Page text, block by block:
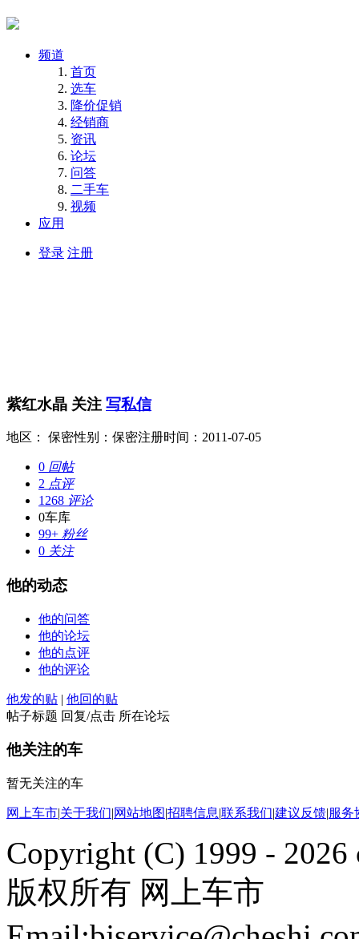
频道
首页
选车
降价促销
经销商
资讯
论坛
问答
二手车
视频
应用
登录 注册
紫红水晶 关注 写私信
地区： 保密性别：保密注册时间：2011-07-05
0 回帖
2 点评
1268 评论
0车库
99+ 粉丝
0 关注
他的动态
他的问答
他的论坛
他的点评
他的评论
他发的贴 | 他回的贴
帖子标题 回复/点击 所在论坛
他关注的车
暂无关注的车
网上车市|关于我们|网站地图|招聘信息|联系我们|建议反馈|服务
Copyright (C) 1999 - 2026
版权所有 网上车市